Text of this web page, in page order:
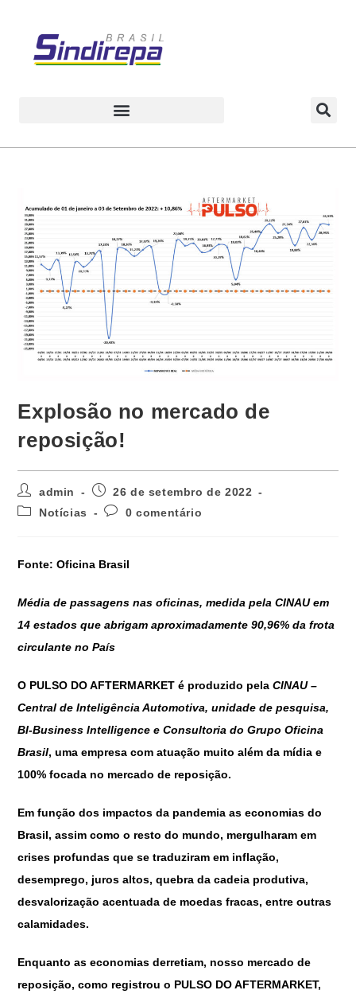
Explosão no mercado de
reposição!
admin
26 de setembro de 2022
Notícias
0 comentário
Fonte: Oficina Brasil
Média de passagens nas oficinas, medida pela CINAU em
14 estados que abrigam aproximadamente 90,96% da frota
circulante no País
O PULSO DO AFTERMARKET é produzido pela CINAU –
Central de Inteligência Automotiva, unidade de pesquisa,
BI-Business Intelligence e Consultoria do Grupo Oficina
Brasil, uma empresa com atuação muito além da mídia e
100% focada no mercado de reposição.
Em função dos impactos da pandemia as economias do
Brasil, assim como o resto do mundo, mergulharam em
crises profundas que se traduziram em inflação,
desemprego, juros altos, quebra da cadeia produtiva,
desvalorização acentuada de moedas fracas, entre outras
calamidades.
Enquanto as economias derretiam, nosso mercado de
reposição, como registrou o PULSO DO AFTERMARKET,